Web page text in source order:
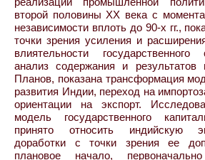
второй половины XX века с
независимости вплоть до 90-х гг.,
точки зрения усиления и
влиятельности
анализ содержания и результатов
Планов, показана трансформация
развития Индии, переход на
ориентации на экспорт.
модель государственного
принято относить индийскую
доработки с точки зрения ее
плановое начало,